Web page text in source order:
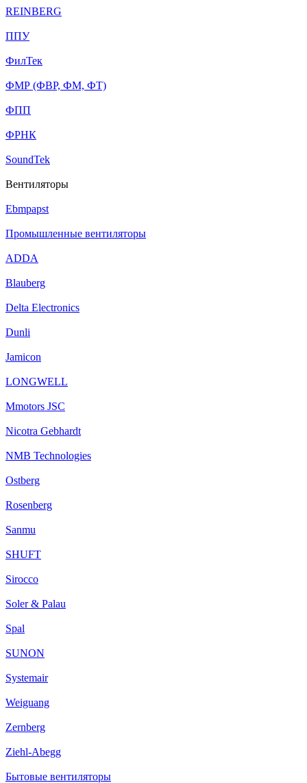
REINBERG
ППУ
ФилТек
ФМР (ФВР, ФМ, ФТ)
ФПП
ФРНК
SoundTek
Вентиляторы
Ebmpapst
Промышленные вентиляторы
ADDA
Blauberg
Delta Electronics
Dunli
Jamicon
LONGWELL
Mmotors JSC
Nicotra Gebhardt
NMB Technologies
Ostberg
Rosenberg
Sanmu
SHUFT
Sirocco
Soler & Palau
Spal
SUNON
Systemair
Weiguang
Zernberg
Ziehl-Abegg
Бытовые вентиляторы